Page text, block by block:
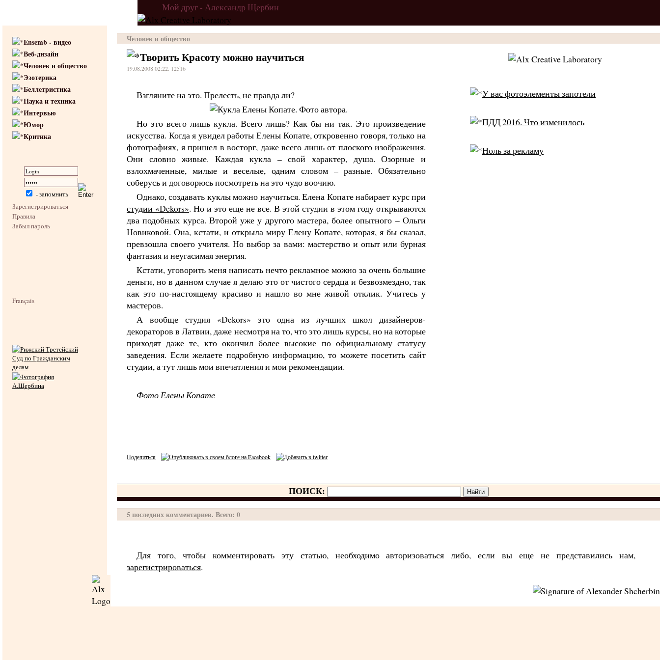
Мой друг - Александр Щербин
Ensemb - видео
Веб-дизайн
Человек и общество
Эзотерика
Беллетристика
Наука и техника
Интервью
Юмор
Критика
- запомнить
Зарегистрироваться
Правила
Забыл пароль
Français
Человек и общество
Творить Красоту можно научиться
19.08.2008 02:22. 12516
Взгляните на это. Прелесть, не правда ли?
Но это всего лишь кукла. Всего лишь? Как бы ни так. Это произведение
искусства. Когда я увидел работы Елены Копате, откровенно говоря, только на
фотографиях, я пришел в восторг, даже всего лишь от плоского изображения.
Они словно живые. Каждая кукла – свой характер, душа. Озорные и
взлохмаченные, милые и веселые, одним словом – разные. Обязательно
соберусь и договорюсь посмотреть на это чудо воочию.
Однако, создавать куклы можно научиться. Елена Копате набирает курс при
студии «Dekors». Но и это еще не все. В этой студии в этом году открываются
два подобных курса. Второй уже у другого мастера, более опытного – Ольги
Новиковой. Она, кстати, и открыла миру Елену Копате, которая, я бы сказал,
превзошла своего учителя. Но выбор за вами: мастерство и опыт или бурная
фантазия и неугасимая энергия.
Кстати, уговорить меня написать нечто рекламное можно за очень большие
деньги, но в данном случае я делаю это от чистого сердца и безвозмездно, так
как это по-настоящему красиво и нашло во мне живой отклик. Учитесь у
мастеров.
А вообще студия «Dekors» это одна из лучших школ дизайнеров-
декораторов в Латвии, даже несмотря на то, что это лишь курсы, но на которые
приходят даже те, кто окончил более высокие по официальному статусу
заведения. Если желаете подробную информацию, то можете посетить сайт
студии, а тут лишь мои впечатления и мои рекомендации.
Фото Елены Копате
Поделиться
У вас фотоэлементы запотели
ПДД 2016. Что изменилось
Ноль за рекламу
ПОИСК:
5 последних комментариев. Всего: 0
Для того, чтобы комментировать эту статью, необходимо авторизоваться либо, если вы еще не представились нам,
зарегистрироваться.